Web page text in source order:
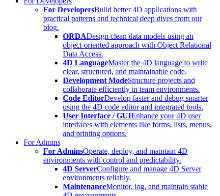
For DevelopersBuild better 4D applications with
practical patterns and technical deep dives from our
blog.
ORDADesign clean data models using an
object-oriented approach with Object Relational
Data Access.
4D LanguageMaster the 4D language to write
clear, structured, and maintainable code.
Development ModeStructure projects and
collaborate efficiently in team environments.
Code EditorDevelop faster and debug smarter
using the 4D code editor and integrated tools.
User Interface / GUIEnhance your 4D user
interfaces with elements like forms, lists, menus,
and printing options.
For Admins
For AdminsOperate, deploy, and maintain 4D
environments with control and predictability.
4D ServerConfigure and manage 4D Server
environments reliably.
MaintenanceMonitor, log, and maintain stable